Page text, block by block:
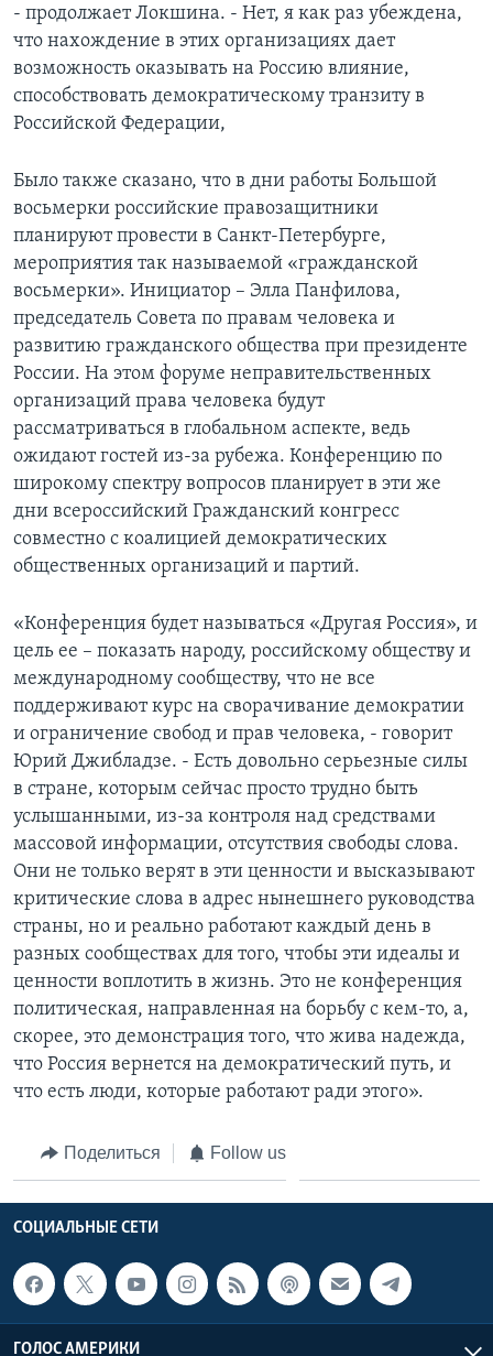
- продолжает Локшина. - Нет, я как раз убеждена,
что нахождение в этих организациях дает
возможность оказывать на Россию влияние,
способствовать демократическому транзиту в
Российской Федерации,
Было также сказано, что в дни работы Большой
восьмерки российские правозащитники
планируют провести в Санкт-Петербурге,
мероприятия так называемой «гражданской
восьмерки». Инициатор – Элла Панфилова,
председатель Совета по правам человека и
развитию гражданского общества при президенте
России. На этом форуме неправительственных
организаций права человека будут
рассматриваться в глобальном аспекте, ведь
ожидают гостей из-за рубежа. Конференцию по
широкому спектру вопросов планирует в эти же
дни всероссийский Гражданский конгресс
совместно с коалицией демократических
общественных организаций и партий.
«Конференция будет называться «Другая Россия», и
цель ее – показать народу, российскому обществу и
международному сообществу, что не все
поддерживают курс на сворачивание демократии
и ограничение свобод и прав человека, - говорит
Юрий Джибладзе. - Есть довольно серьезные силы
в стране, которым сейчас просто трудно быть
услышанными, из-за контроля над средствами
массовой информации, отсутствия свободы слова.
Они не только верят в эти ценности и высказывают
критические слова в адрес нынешнего руководства
страны, но и реально работают каждый день в
разных сообществах для того, чтобы эти идеалы и
ценности воплотить в жизнь. Это не конференция
политическая, направленная на борьбу с кем-то, а,
скорее, это демонстрация того, что жива надежда,
что Россия вернется на демократический путь, и
что есть люди, которые работают ради этого».
Поделиться Follow us
СОЦИАЛЬНЫЕ СЕТИ
ГОЛОС АМЕРИКИ